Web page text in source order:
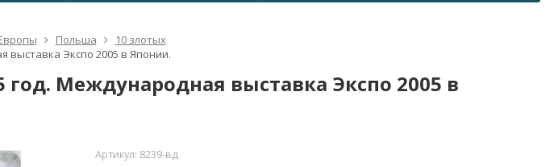
Польша
10 злотых
выставка Экспо 2005 в Японии.
Международная выставка Экспо 2005 в
Артикул: 8239-вд